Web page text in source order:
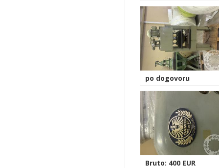
po dogovoru
Bruto: 400 EUR